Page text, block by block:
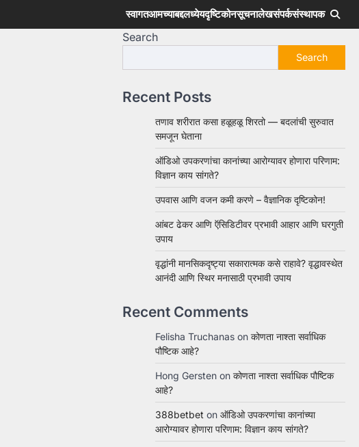
स्वागतआमच्याबद्दलध्येयदृष्टिकोनसूचनालेखसंपर्कसंस्थापक
Search
Search
Recent Posts
तणाव शरीरात कसा हळूहळू शिरतो — बदलांची सुरुवात
समजून घेताना
ऑडिओ उपकरणांचा कानांच्या आरोग्यावर होणारा परिणाम:
विज्ञान काय सांगते?
उपवास आणि वजन कमी करणे – वैज्ञानिक दृष्टिकोन!
आंबट ढेकर आणि ऍसिडिटीवर प्रभावी आहार आणि घरगुती
उपाय
वृद्धांनी मानसिकदृष्ट्या सकारात्मक कसे राहावे? वृद्धावस्थेत
आनंदी आणि स्थिर मनासाठी प्रभावी उपाय
Recent Comments
Felisha Truchanas on कोणता नाश्ता सर्वाधिक
पौष्टिक आहे?
Hong Gersten on कोणता नाश्ता सर्वाधिक पौष्टिक
आहे?
388betbet on ऑडिओ उपकरणांचा कानांच्या
आरोग्यावर होणारा परिणाम: विज्ञान काय सांगते?